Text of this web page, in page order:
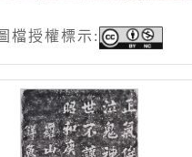
檔授權標示: